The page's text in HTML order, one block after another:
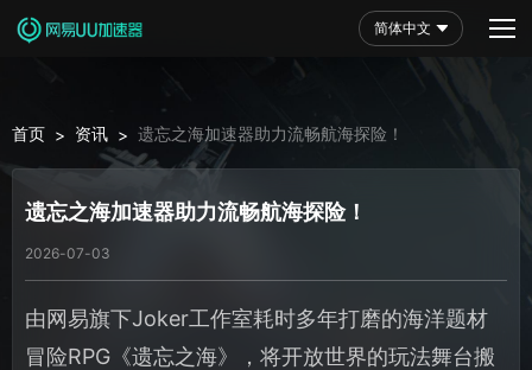
简体中文
首页 > 资讯 > 遗忘之海加速器助力流畅航海探险！
遗忘之海加速器助力流畅航海探险！
2026-07-03
由网易旗下Joker工作室耗时多年打磨的海洋题材
冒险RPG《遗忘之海》，将开放世界的玩法舞台搬